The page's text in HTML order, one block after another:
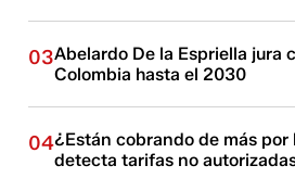
03Abelardo De la Espriella jura
Colombia hasta el 2030
04¿Están cobrando de más por
detecta tarifas no